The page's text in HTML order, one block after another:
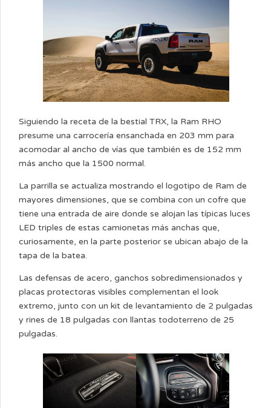
Siguiendo la receta de la bestial TRX, la Ram RHO
presume una carrocería ensanchada en 203 mm para
acomodar al ancho de vías que también es de 152 mm
más ancho que la 1500 normal.
La parrilla se actualiza mostrando el logotipo de Ram de
mayores dimensiones, que se combina con un cofre que
tiene una entrada de aire donde se alojan las típicas luces
LED triples de estas camionetas más anchas que,
curiosamente, en la parte posterior se ubican abajo de la
tapa de la batea.
Las defensas de acero, ganchos sobredimensionados y
placas protectoras visibles complementan el look
extremo, junto con un kit de levantamiento de 2 pulgadas
y rines de 18 pulgadas con llantas todoterreno de 25
pulgadas.